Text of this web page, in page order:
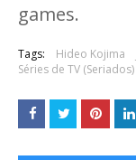
games.
Tags: Hideo Kojima
Séries de TV (Seriados)